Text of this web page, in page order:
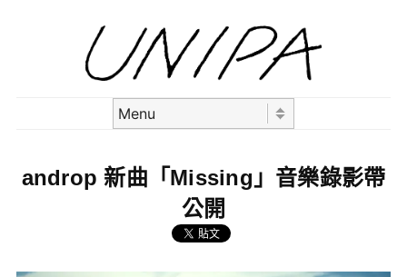
androp 新曲「Missing」音樂錄影帶
公開